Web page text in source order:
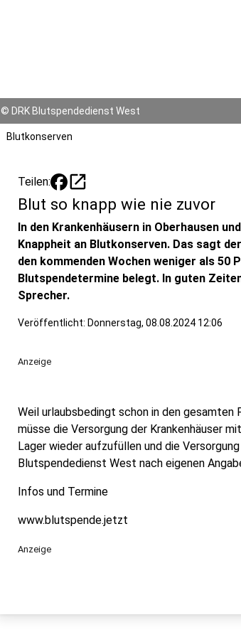
© DRK Blutspendedienst West
Blutkonserven
Teilen: open_in_new
Blut so knapp wie nie zuvor
In den Krankenhäusern in Oberhausen
Knappheit an Blutkonserven. Das sagt
den kommenden Wochen weniger als
Blutspendetermine belegt. In guten
Sprecher.
Veröffentlicht: Donnerstag, 08.08.2024 12:06
Anzeige
Weil urlaubsbedingt schon in den gesamten
müsse die Versorgung der Krankenhäuser
Lager wieder aufzufüllen und die
Blutspendedienst West nach eigenen
Infos und Termine
www.blutspende.jetzt
Anzeige